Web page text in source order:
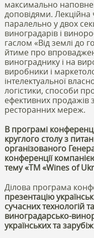
максимально
доповідями.
паралельно у двох
виноградарів і
гаслом «Від землі до
йтиме про
винограднику і на
виробники і
інтелектуальної
логістики, способи
ефективних продажів
ресторанних мереж.
В програмі
круглого столу з
організованого
конференції
тему «ТМ «Wines of
Ділова програма
презентацію
сучасних технологій
виноградарсько-
українських та